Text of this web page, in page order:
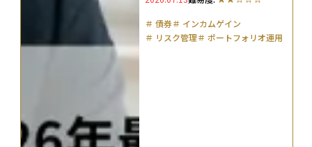
＃ 債券＃ インカムゲイン
＃ リスク管理＃ ポートフォリオ運用